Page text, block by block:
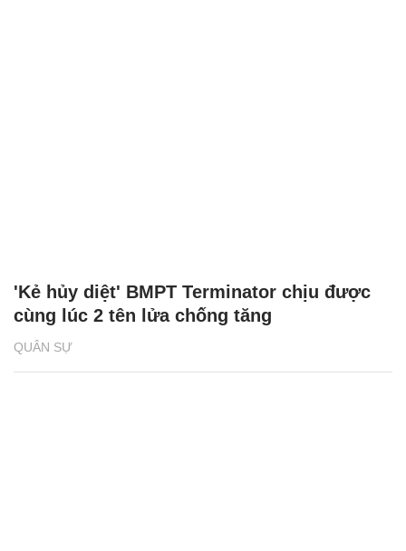
QUÂN SỰ
'Kẻ hủy diệt' BMPT Terminator chịu được
cùng lúc 2 tên lửa chống tăng